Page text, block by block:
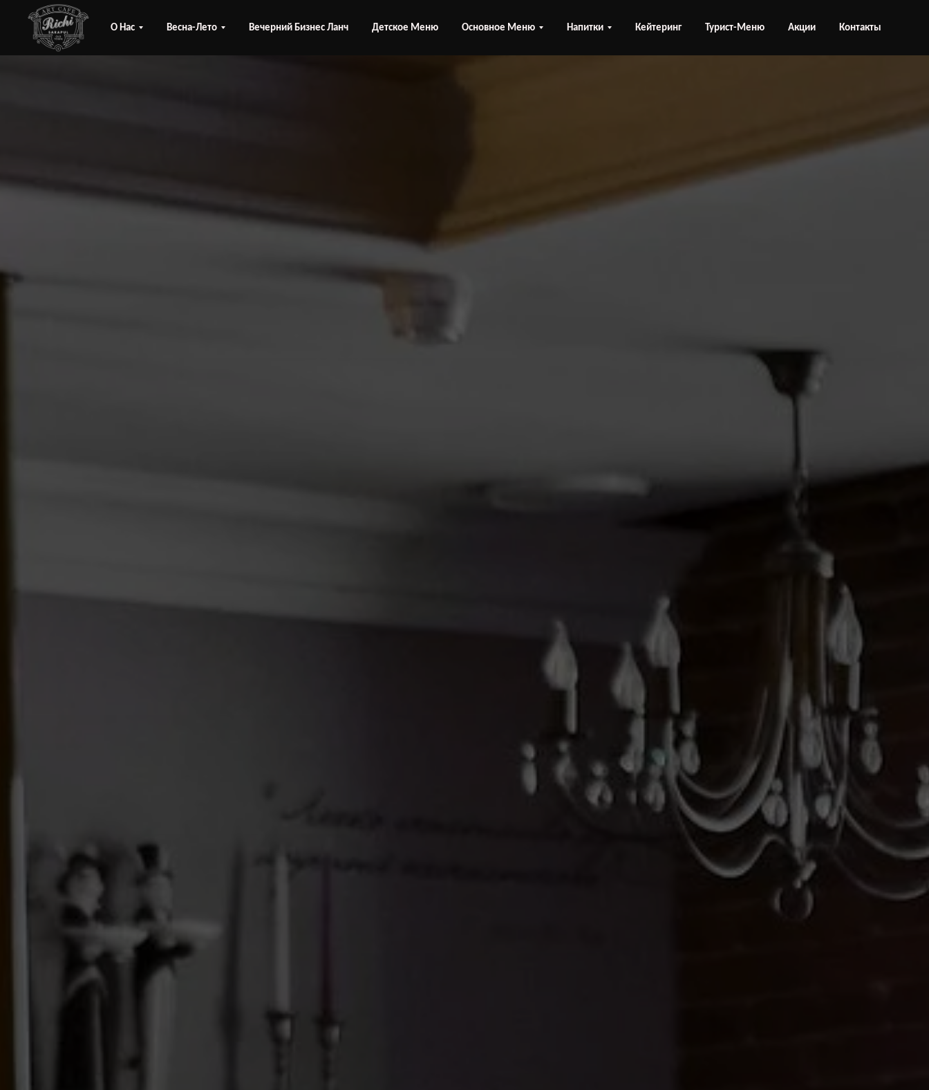
О Нас Весна-Лето Вечерний Бизнес Ланч Детское Меню Основное Меню Напитки Кейтеринг Турист-Меню Акции Контакты